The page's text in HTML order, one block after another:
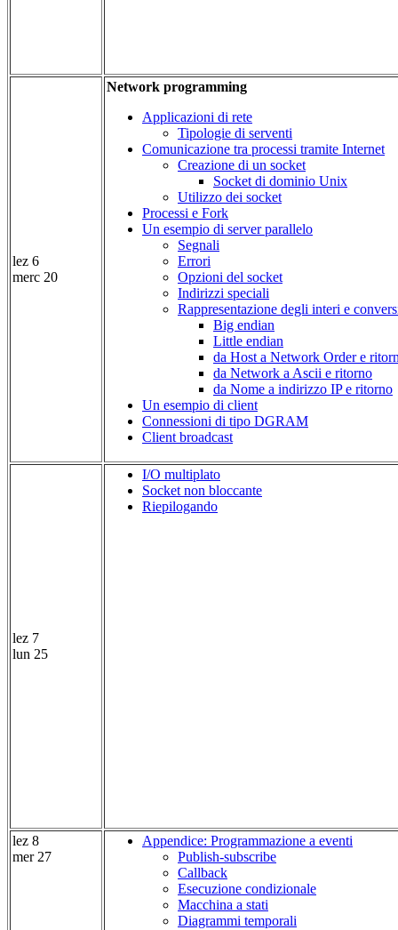
lez 6
merc 20
Network programming
Applicazioni di rete
Tipologie di serventi
Comunicazione tra processi tramite Internet
Creazione di un socket
Socket di dominio Unix
Utilizzo dei socket
Processi e Fork
Un esempio di server parallelo
Segnali
Errori
Opzioni del socket
Indirizzi speciali
Rappresentazione degli interi e
Big endian
Little endian
da Host a Network Order e
da Network a Ascii e ritorno
da Nome a indirizzo IP e ritorno
Un esempio di client
Connessioni di tipo DGRAM
Client broadcast
lez 7
lun 25
I/O multiplato
Socket non bloccante
Riepilogando
lez 8
mer 27
Appendice: Programmazione a eventi
Publish-subscribe
Callback
Esecuzione condizionale
Macchina a stati
Diagrammi temporali